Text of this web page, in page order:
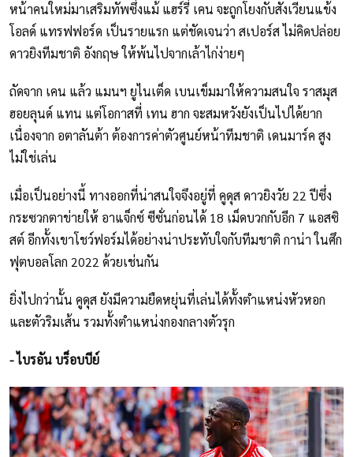
หน้าคนใหม่มาเสริมทัพซึ่งแม้ แฮร์รี่ เคน จะถูกโยงกับสังเวียนแข้ง
โอลด์ แทรฟฟอร์ด เป็นรายแรก แต่ชัดเจนว่า สเปอร์ส ไม่คิดปล่อย
ดาวยิงทีมชาติ อังกฤษ ให้พ้นไปจากเล้าไก่ง่ายๆ
ถัดจาก เคน แล้ว แมนฯ ยูไนเต็ด เบนเข็มมาให้ความสนใจ ราสมุส
ฮอยลุนด์ แทน แต่โอกาสที่ เทน ฮาก จะสมหวังยังเป็นไปได้ยาก
เนื่องจาก อตาลันต้า ต้องการค่าตัวศูนย์หน้าทีมชาติ เดนมาร์ค สูง
ไม่ใช่เล่น
เมื่อเป็นอย่างนี้ ทางออกที่น่าสนใจจึงอยู่ที่ คูดุส ดาวยิงวัย 22 ปีซึ่ง
กระซวกตาข่ายให้ อาแจ็กซ์ ซีซั่นก่อนได้ 18 เม็ดบวกกับอีก 7 แอสซิ
สต์ อีกทั้งเขาโชว์ฟอร์มได้อย่างน่าประทับใจกับทีมชาติ กาน่า ในศึก
ฟุตบอลโลก 2022 ด้วยเช่นกัน
ยิ่งไปกว่านั้น คูดุส ยังมีความยืดหยุ่นที่เล่นได้ทั้งตำแหน่งหัวหอก
และตัวริมเส้น รวมทั้งตำแหน่งกองกลางตัวรุก
- ไบรอัน บร็อบบีย์